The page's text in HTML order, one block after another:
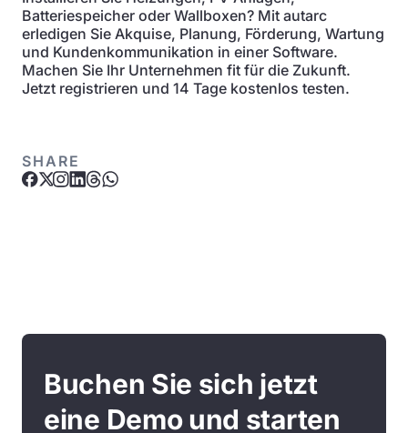
Batteriespeicher oder Wallboxen? Mit autarc
erledigen Sie Akquise, Planung, Förderung, Wartung
und Kundenkommunikation in einer Software.
Machen Sie Ihr Unternehmen fit für die Zukunft.
Jetzt registrieren und 14 Tage kostenlos testen.
SHARE
Buchen Sie sich jetzt
eine Demo und starten